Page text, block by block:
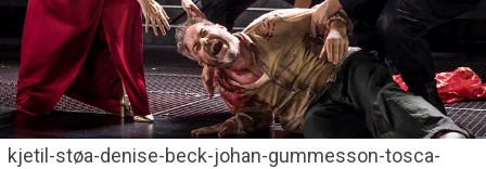
kjetil-støa-denise-beck-johan-gummesson-tosca-